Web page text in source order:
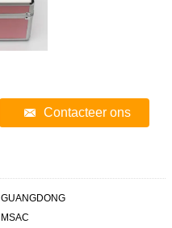
Contacteer ons
GUANGDONG
MSAC